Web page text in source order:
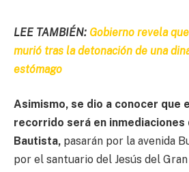
LEE TAMBIÉN: Gobierno revela
murió tras la detonación de una
estómago
Asimismo, se dio a conocer que
recorrido será en inmediaciones
Bautista, pasarán por la avenida
por el santuario del Jesús del